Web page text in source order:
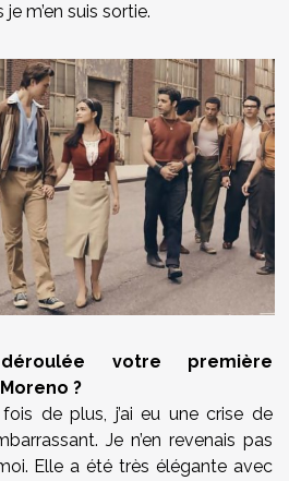
m’en suis sortie.
votre première
?
de plus, j’ai eu une crise de
Je n’en revenais pas
Elle a été très élégante avec